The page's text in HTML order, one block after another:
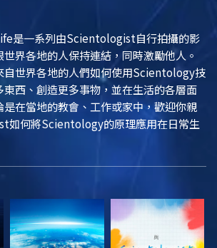
是一系列由Scientologist自行拍攝的影
界各地的人保持連結，同時激勵他人。
自世界各地的人們如何使用Scientology技
西、創造更多事物，並在生活的各層面
在當地的教會、工作或家中，歡迎你親
如何將Scientology的原理應用在日常生